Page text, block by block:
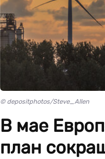
© depositphotos/Steve_Allen
В мае
план